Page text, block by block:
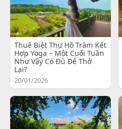
Thuê Biệt Thự Hồ Tràm Kết
Hợp Yoga – Một Cuối Tuần
Như Vậy Có Đủ Để Thở
Lại?
20/01/2026